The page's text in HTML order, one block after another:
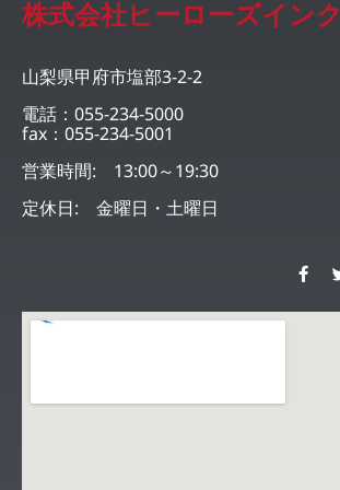
株式会社ヒーローズインク
山梨県甲府市塩部3-2-2
電話：055-234-5000
fax：055-234-5001
営業時間: 13:00～19:30
定休日: 金曜日・土曜日